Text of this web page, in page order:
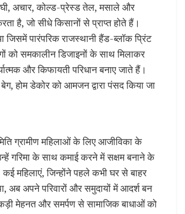
घी, अचार, कोल्ड-प्रेस्ड तेल, मसाले और
है, जो सीधे किसानों से प्राप्त होते हैं।
जिसमें पारंपरिक राजस्थानी हैंड-ब्लॉक प्रिंट
को समकालीन डिजाइनों के साथ मिलाकर
और किफायती परिधान बनाए जाते हैं।
होम डेकोर को आमजन द्वारा पंसद किया जा
ग्रामीण महिलाओं के लिए आजीविका के
गरिमा के साथ कमाई करने में सक्षम बनाने के
कई महिलाएं, जिन्होंने पहले कभी घर से बाहर
अब अपने परिवारों और समुदायों में आदर्श बन
मेहनत और समर्पण से सामाजिक बाधाओं को